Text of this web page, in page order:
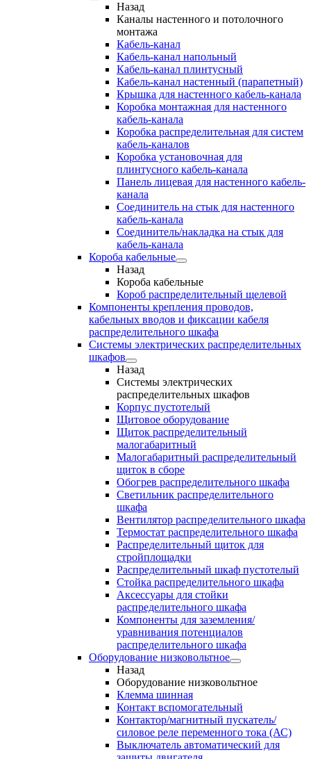
Назад
Каналы настенного и потолочного
монтажа
Кабель-канал
Кабель-канал напольный
Кабель-канал плинтусный
Кабель-канал настенный (парапетный)
Крышка для настенного кабель-канала
Коробка монтажная для настенного
кабель-канала
Коробка распределительная для систем
кабель-каналов
Коробка установочная для
плинтусного кабель-канала
Панель лицевая для настенного кабель-
канала
Соединитель на стык для настенного
кабель-канала
Соединитель/накладка на стык для
кабель-канала
Короба кабельные
Назад
Короба кабельные
Короб распределительный щелевой
Компоненты крепления проводов,
кабельных вводов и фиксации кабеля
распределительного шкафа
Системы электрических распределительных
шкафов
Назад
Системы электрических
распределительных шкафов
Корпус пустотелый
Щитовое оборудование
Щиток распределительный
малогабаритный
Малогабаритный распределительный
щиток в сборе
Обогрев распределительного шкафа
Светильник распределительного
шкафа
Вентилятор распределительного шкафа
Термостат распределительного шкафа
Распределительный щиток для
стройплощадки
Распределительный шкаф пустотелый
Стойка распределительного шкафа
Аксессуары для стойки
распределительного шкафа
Компоненты для заземления/
уравнивания потенциалов
распределительного шкафа
Оборудование низковольтное
Назад
Оборудование низковольтное
Клемма шинная
Контакт вспомогательный
Контактор/магнитный пускатель/
силовое реле переменного тока (АС)
Выключатель автоматический для